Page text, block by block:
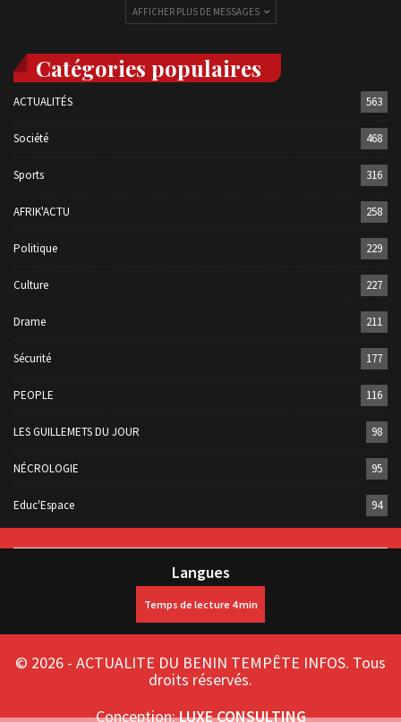
AFFICHER PLUS DE MESSAGES
Catégories populaires
ACTUALITÉS 563
Société 468
Sports 316
AFRIK'ACTU 258
Politique 229
Culture 227
Drame 211
Sécurité 177
PEOPLE 116
LES GUILLEMETS DU JOUR 98
NÉCROLOGIE 95
Educ'Espace 94
Langues
© 2026 - ACTUALITE DU BENIN TEMPÊTE INFOS. Tous
droits réservés.
Conception:LUXE CONSULTING